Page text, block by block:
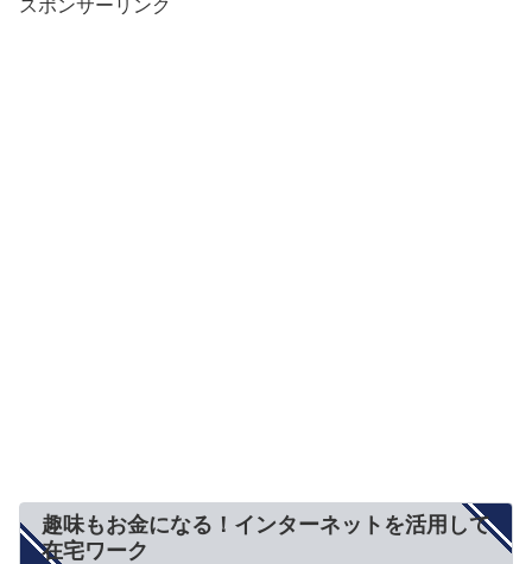
スポンサーリンク
趣味もお金になる！インターネットを活用して
在宅ワーク